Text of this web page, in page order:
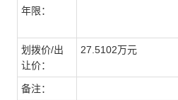
年限：
划拨价/出
让价：
27.5102万元
备注：